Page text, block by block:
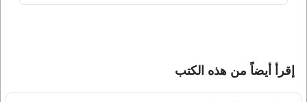
إقرأ أيضاً من هذه الكتب